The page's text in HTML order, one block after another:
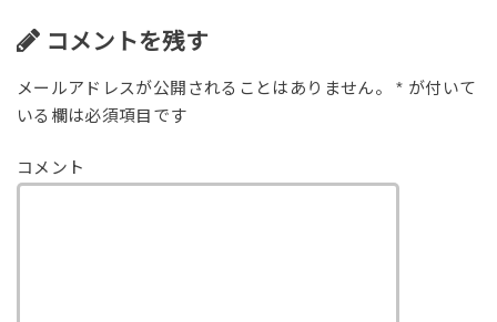
コメントを残す
メールアドレスが公開されることはありません。 * が付いて
いる欄は必須項目です
コメント